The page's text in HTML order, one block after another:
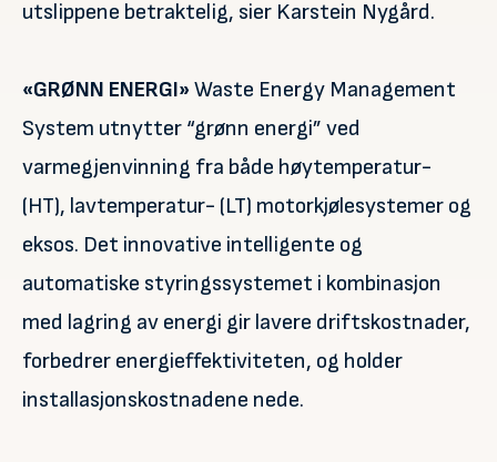
utslippene betraktelig, sier Karstein Nygård.
«GRØNN ENERGI» Waste Energy Management
System utnytter “grønn energi” ved
varmegjenvinning fra både høytemperatur-
(HT), lavtemperatur- (LT) motorkjølesystemer og
eksos. Det innovative intelligente og
automatiske styringssystemet i kombinasjon
med lagring av energi gir lavere driftskostnader,
forbedrer energieffektiviteten, og holder
installasjonskostnadene nede.